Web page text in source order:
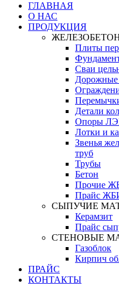
ГЛАВНАЯ
О НАС
ПРОДУКЦИЯ
Плиты
Сваи
Детали
Опоры
Лотки и
Звенья
труб
Трубы
Бетон
Прочие
Прайс
СЫПУЧИЕ
Керамзит
Прайс
СТЕНОВЫЕ
Газоблок
Кирпич
ПРАЙС
КОНТАКТЫ